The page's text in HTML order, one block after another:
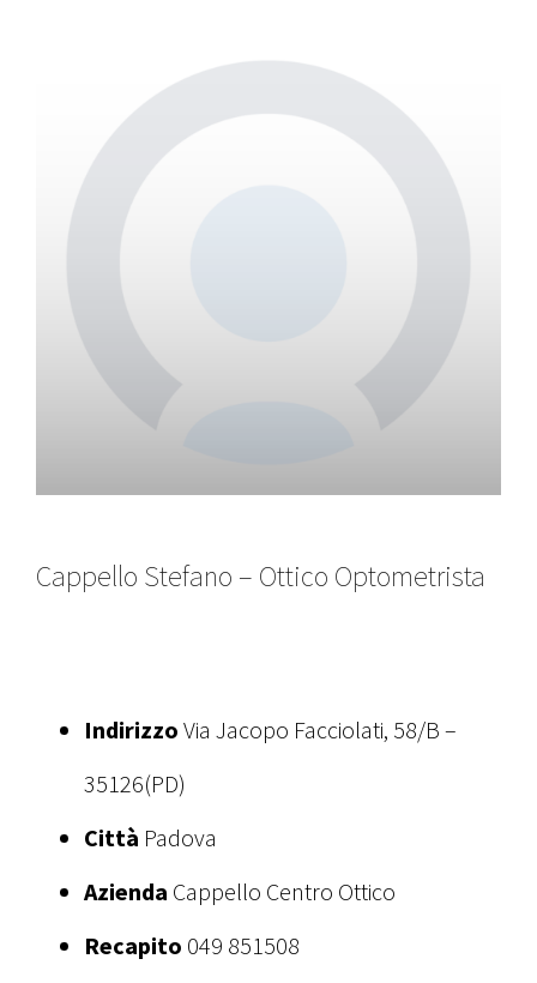
Cappello Stefano – Ottico Optometrista
Indirizzo Via Jacopo Facciolati, 58/B –
35126(PD)
Città Padova
Azienda Cappello Centro Ottico
Recapito 049 851508